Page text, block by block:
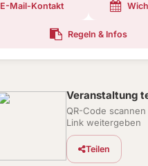
E-Mail-Kontakt
Regeln & Infos
Veranstaltung
QR-Code
Link weitergeben
Teilen